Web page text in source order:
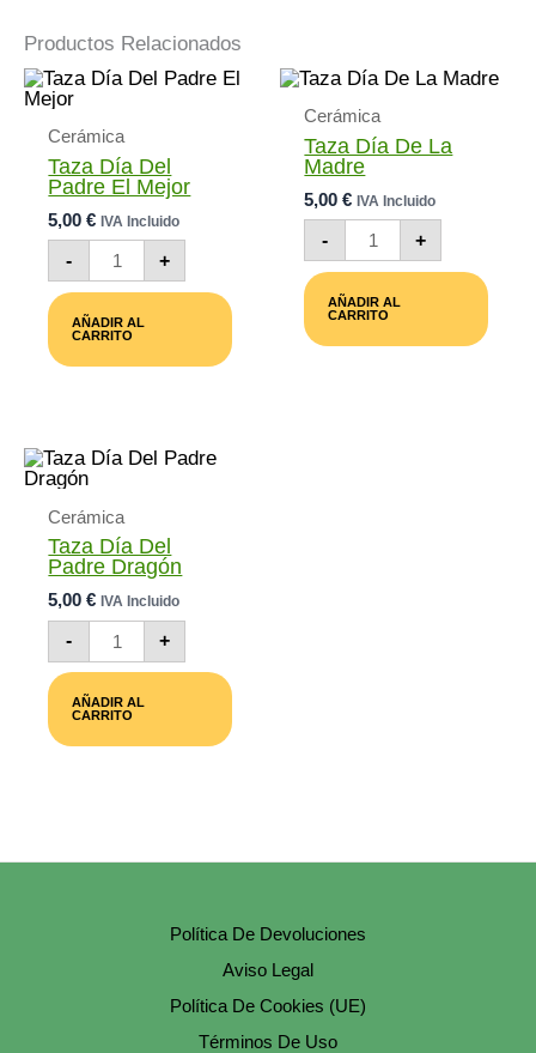
Productos Relacionados
Cerámica
Taza Día Del
Padre El Mejor
5,00€ IVA Incluido
-
Taza
Día
Del
El
Cantidad
+
AÑADIR AL
CARRITO
Cerámica
Taza Día De La
Madre
5,00€ IVA Incluido
-
Taza
Día
De
Madre
+
AÑADIR AL
CARRITO
Cerámica
Taza Día Del
Padre Dragón
5,00€ IVA Incluido
-
Taza
Día
Del
Dragón
+
AÑADIR AL
CARRITO
Política De Devoluciones
Aviso Legal
Política De Cookies (UE)
Términos De Uso